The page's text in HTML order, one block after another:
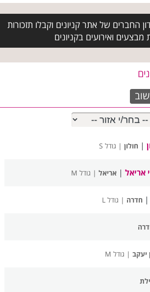
החברים של אתר קניונים וקבלו תזכורות
מבצעים ואירועים בקניונים
| חולון | גודל S
אריאל |אריאל | גודל M
| חדרה | גודל L
יעקב | גודל M